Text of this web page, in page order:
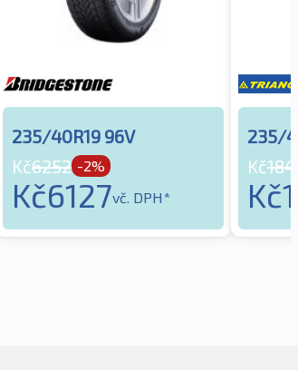
235/40R19 96V
Kč6252 -2%
Kč6127vč. DPH*
235/
Kč1849
Kč